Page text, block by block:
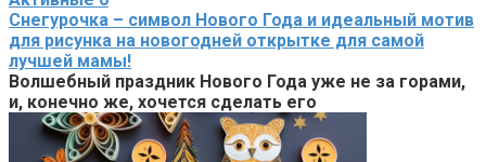
Снегурочка – символ Нового Года и идеальный мотив
для рисунка на новогодней открытке для самой
лучшей мамы!
Волшебный праздник Нового Года уже не за горами,
и, конечно же, хочется сделать его